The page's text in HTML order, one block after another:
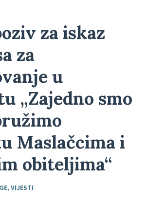
za iskaz
za
u
„Zajedno smo
Maslačcima i
obiteljima“
, VIJESTI